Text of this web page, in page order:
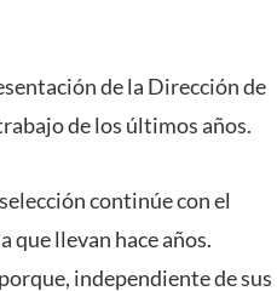
de la Dirección de
de los últimos años.
continúe con el
que llevan hace años.
independiente de sus